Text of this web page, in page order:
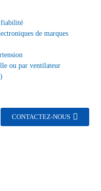
fiabilité
de marques
ou par ventilateur
CONTACTEZ-NOUS